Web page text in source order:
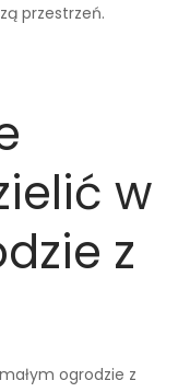
przestrzeń.
w
z
ogrodzie z